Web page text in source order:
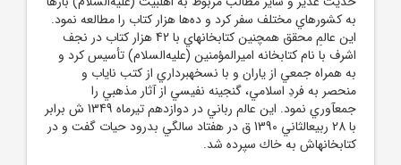
به كشورهاي مختلف سفر كرد و ده‏‌ها هزار كتاب را مطالعه نمود.
اين عالمِ محقق هم‏چنين كتابخانه‏اي با 42 هزار كتاب در نجف
اشرف با نام كتابخانه اميرالمؤمنين (عليه‌السلام) تأسيس كرد و
به همراه جمعي از ياران و با نسخه‏برداري از كتب ناياب و
منحصر به فردِ اسلامي، گنجينه نفيسي از آثار مذهبي را
جمع‏آوري نمود. اين عالم رباني در دوازدهم تيرماه 1349 ش برابر
با 28 ربيع‏الثاني 1390 ق در هفتاد سالگي بدرود حيات گفت و در
كتابخانه‏اش به خاك سپرده شد.